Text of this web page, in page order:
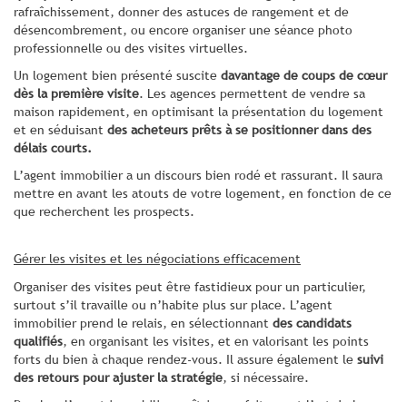
rafraîchissement, donner des astuces de rangement et de
désencombrement, ou encore organiser une séance photo
professionnelle ou des visites virtuelles.
Un logement bien présenté suscite davantage de coups de cœur
dès la première visite. Les agences permettent de vendre sa
maison rapidement, en optimisant la présentation du logement
et en séduisant des acheteurs prêts à se positionner dans des
délais courts.
L’agent immobilier a un discours bien rodé et rassurant. Il saura
mettre en avant les atouts de votre logement, en fonction de ce
que recherchent les prospects.
Gérer les visites et les négociations efficacement
Organiser des visites peut être fastidieux pour un particulier,
surtout s’il travaille ou n’habite plus sur place. L’agent
immobilier prend le relais, en sélectionnant des candidats
qualifiés, en organisant les visites, et en valorisant les points
forts du bien à chaque rendez-vous. Il assure également le suivi
des retours pour ajuster la stratégie, si nécessaire.